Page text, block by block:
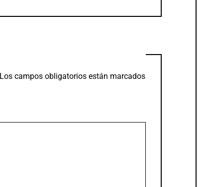
Los campos obligatorios están marcados